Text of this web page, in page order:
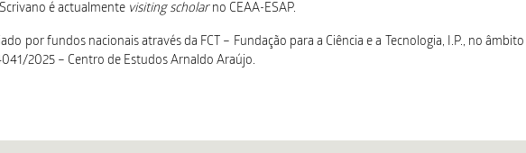
é actualmente visiting scholarno CEAA-ESAP.
por fundos nacionais através da FCT – Fundação para a Ciência e a Tecnologia, I.P., no âmbito
2025 – Centro de Estudos Arnaldo Araújo.